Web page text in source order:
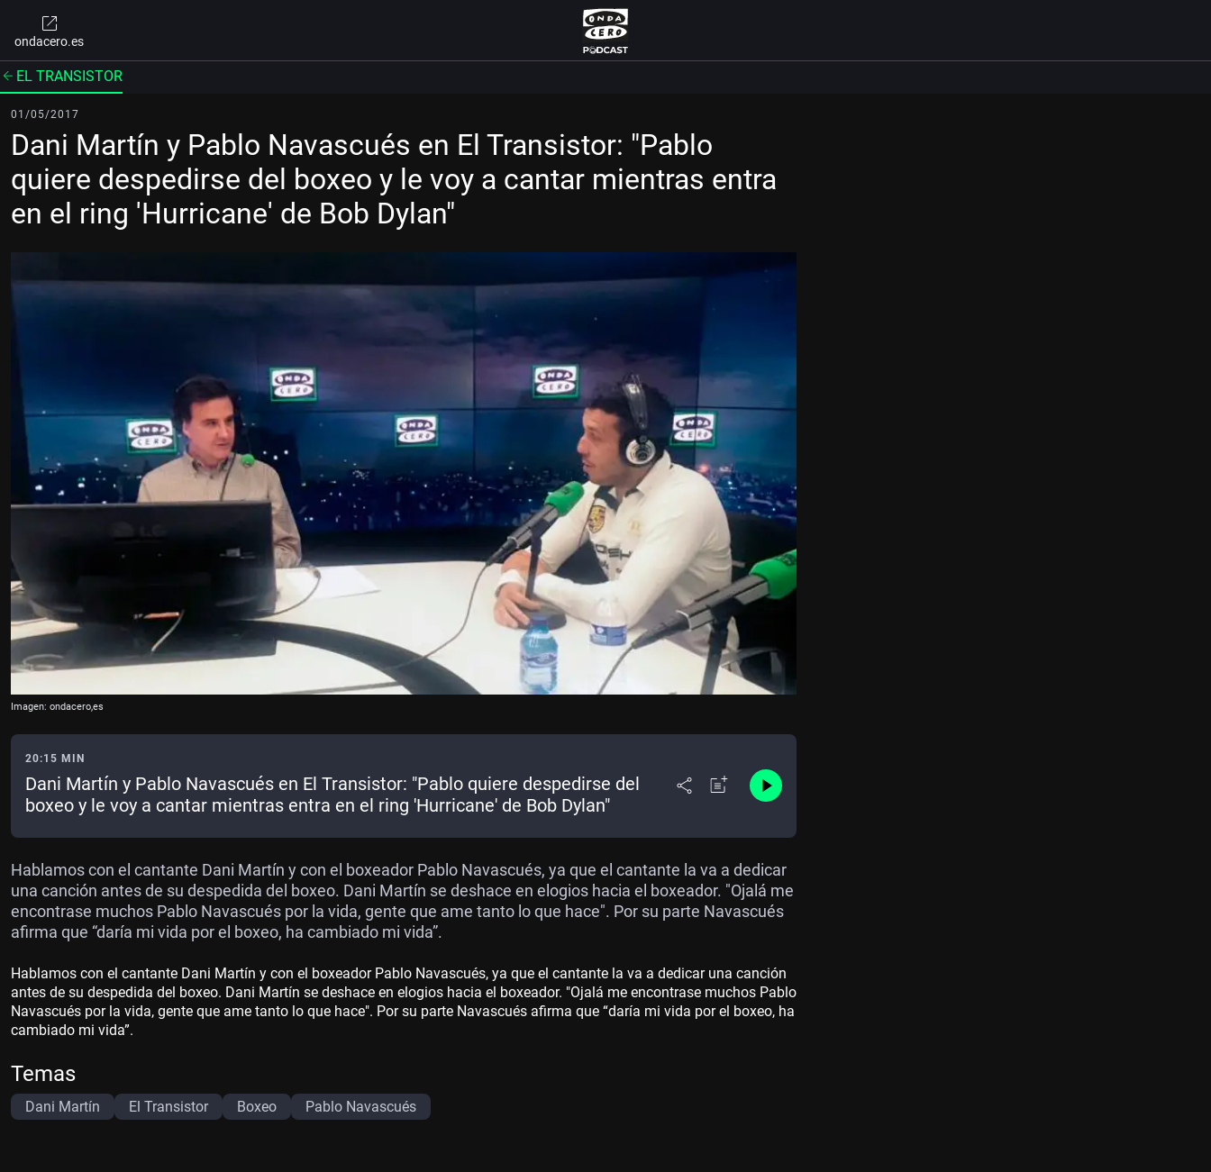
ondacero.es
EL TRANSISTOR
01/05/2017
Dani Martín y Pablo Navascués en El Transistor: "Pablo
quiere despedirse del boxeo y le voy a cantar mientras entra
en el ring 'Hurricane' de Bob Dylan"
Imagen: ondacero,es
20:15 MIN
Dani Martín y Pablo Navascués en El Transistor: "Pablo quiere despedirse del
boxeo y le voy a cantar mientras entra en el ring 'Hurricane' de Bob Dylan"
Hablamos con el cantante Dani Martín y con el boxeador Pablo Navascués, ya que el cantante la va a dedicar
una canción antes de su despedida del boxeo. Dani Martín se deshace en elogios hacia el boxeador. "Ojalá me
encontrase muchos Pablo Navascués por la vida, gente que ame tanto lo que hace". Por su parte Navascués
afirma que “daría mi vida por el boxeo, ha cambiado mi vida”.
Hablamos con el cantante Dani Martín y con el boxeador Pablo Navascués, ya que el cantante la va a dedicar una canción
antes de su despedida del boxeo. Dani Martín se deshace en elogios hacia el boxeador. "Ojalá me encontrase muchos Pablo
Navascués por la vida, gente que ame tanto lo que hace". Por su parte Navascués afirma que “daría mi vida por el boxeo, ha
cambiado mi vida”.
Temas
Dani Martín El Transistor Boxeo Pablo Navascués